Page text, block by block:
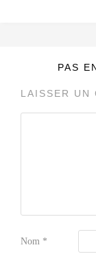
PAS
LAISSER UN
Nom *